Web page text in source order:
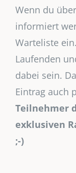
Wenn du
informiert
Warteliste
Laufenden
dabei sein.
Eintrag auch
Teilnehmer
exklusiven
;-)